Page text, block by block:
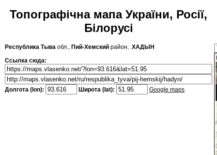
Топографічна мапа України, Росії,
Білорусі
Республика Тыва обл., Пий-Хемский район, .ХАДЫН
Ссылка сюда:
Долгота (lon): Широта (lat): Google maps